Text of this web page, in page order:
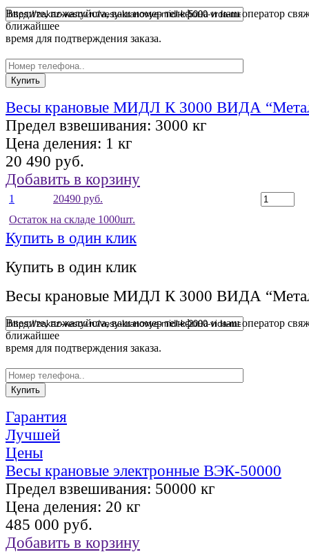
Введите, пожалуйста, ваш номер телефона и наш оператор
ближайшее
время для подтверждения заказа.
Весы крановые МИДЛ К 3000 ВИДА
Предел взвешивания: 3000 кг
Цена деления: 1 кг
20 490 руб.
Добавить в корзину
1
20490 руб.
Остаток на складе 1000шт.
Купить в один клик
Купить в один клик
Весы крановые МИДЛ К 3000 ВИДА
Введите, пожалуйста, ваш номер телефона и наш оператор
ближайшее
время для подтверждения заказа.
Гарантия
Лучшей
Цены
Весы крановые электронные ВЭК-50000
Предел взвешивания: 50000 кг
Цена деления: 20 кг
485 000 руб.
Добавить в корзину